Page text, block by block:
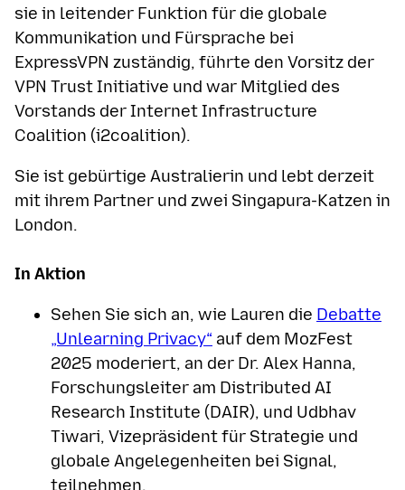
sie in leitender Funktion für die globale
Kommunikation und Fürsprache bei
ExpressVPN zuständig, führte den Vorsitz der
VPN Trust Initiative und war Mitglied des
Vorstands der Internet Infrastructure
Coalition (i2coalition).
Sie ist gebürtige Australierin und lebt derzeit
mit ihrem Partner und zwei Singapura-Katzen in
London.
In Aktion
Sehen Sie sich an, wie Lauren die Debatte
„Unlearning Privacy“ auf dem MozFest
2025 moderiert, an der Dr. Alex Hanna,
Forschungsleiter am Distributed AI
Research Institute (DAIR), und Udbhav
Tiwari, Vizepräsident für Strategie und
globale Angelegenheiten bei Signal,
teilnehmen.